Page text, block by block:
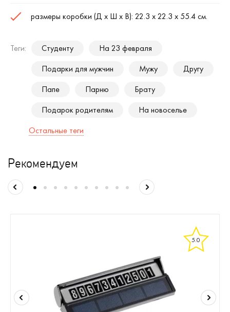
размеры коробки (Д х Ш х В): 22.3 х 22.3 х 55.4 см.
Теги: Студенту
На 23 февраля
Подарки для мужчин
Мужу
Другу
Папе
Парню
Брату
Подарок родителям
На новоселье
Остальные теги
Рекомендуем
5.0